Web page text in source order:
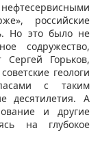
российские
Но это было не
содружество,
Сергей Горьков,
геологи
с таким
десятилетия. А
и другие
на глубокое